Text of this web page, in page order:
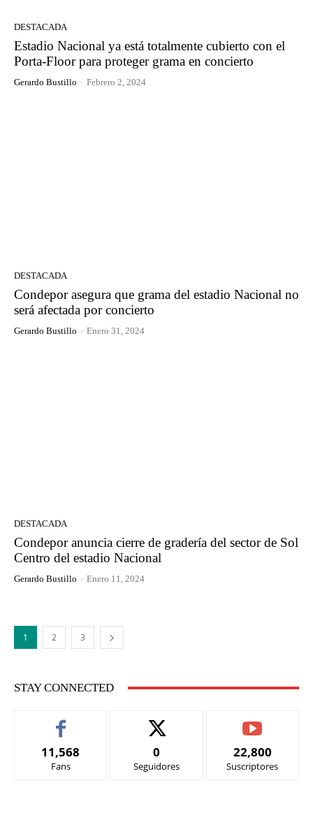
DESTACADA
Estadio Nacional ya está totalmente cubierto con el
Porta-Floor para proteger grama en concierto
Gerardo Bustillo - Febrero 2, 2024
DESTACADA
Condepor asegura que grama del estadio Nacional no
será afectada por concierto
Gerardo Bustillo - Enero 31, 2024
DESTACADA
Condepor anuncia cierre de gradería del sector de Sol
Centro del estadio Nacional
Gerardo Bustillo - Enero 11, 2024
1 2 3
STAY CONNECTED
11,568
Fans
0
Seguidores
22,800
Suscriptores